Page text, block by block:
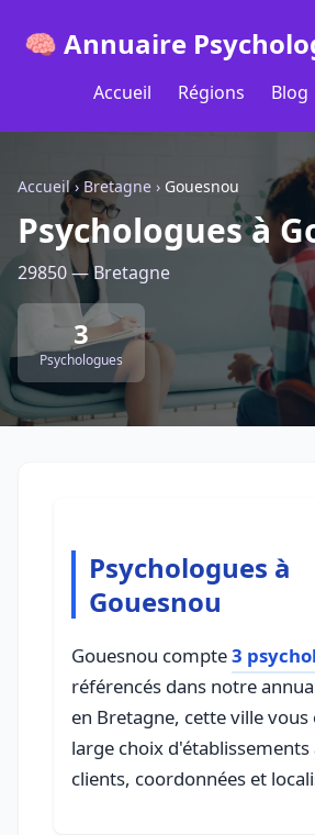
🧠 Annuaire
Accueil Régions Blog
Accueil› Bretagne › Gouesnou
Psychologues à
29850 — Bretagne
3
Psychologues
Psychologues à
Gouesnou
Gouesnou compte3
référencés dans notre
en Bretagne, cette ville
large choix d'établissements
clients, coordonnées et